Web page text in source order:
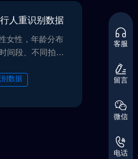
人重识别数据
女性，年龄分布
间段、不同拍摄
务。
数据
客服
留言
微信
电话